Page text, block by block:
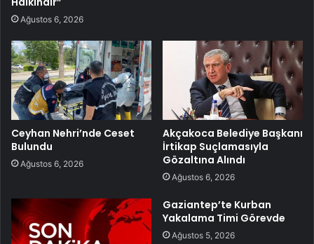
Ağustos 6, 2026
Ceyhan Nehri’nde Ceset
Bulundu
Ağustos 6, 2026
Akçakoca Belediye Başkanı
İrtikap Suçlamasıyla
Gözaltına Alındı
Ağustos 6, 2026
Gaziantep’te Kurban
Yakalama Timi Görevde
Ağustos 5, 2026